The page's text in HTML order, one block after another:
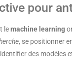
pour
lemachine learning
, se positionner
des